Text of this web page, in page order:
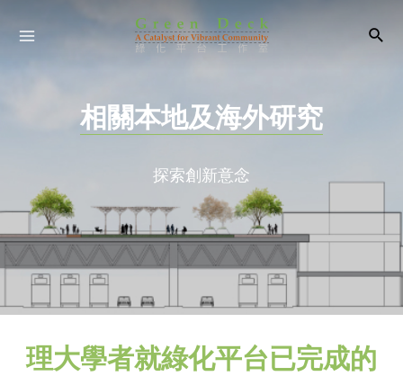
相關本地及海外研究
探索創新意念
理大學者就綠化平台已完成的